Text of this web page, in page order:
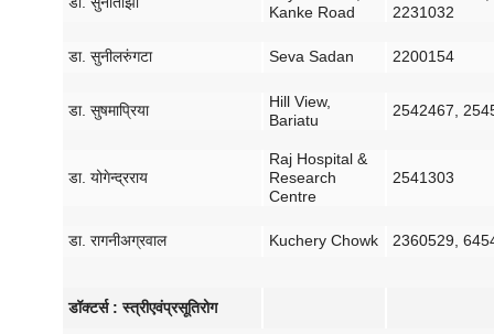
Kanke Road
2231032
डा. सुनीलरुंगटा Seva Sadan 2200154
डा. सुषमाप्रिया
Hill View,
Bariatu
2542467,
डा. योगेन्द्रराय
Raj Hospital &
Research
Centre
2541303
डा. रागनीअग्रवाल Kuchery Chowk 2360529,
डॉक्टर्स:स्त्रीएवंप्रसूतिरोग